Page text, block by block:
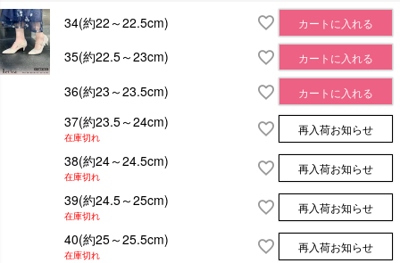
34(約22～22.5cm)
カートに入れる
35(約22.5～23cm) カートに入れる
36(約23～23.5cm) カートに入れる
37(約23.5～24cm)
在庫切れ
再入荷お知らせ
38(約24～24.5cm)
在庫切れ
再入荷お知らせ
39(約24.5～25cm)
在庫切れ
再入荷お知らせ
40(約25～25.5cm)
在庫切れ
再入荷お知らせ